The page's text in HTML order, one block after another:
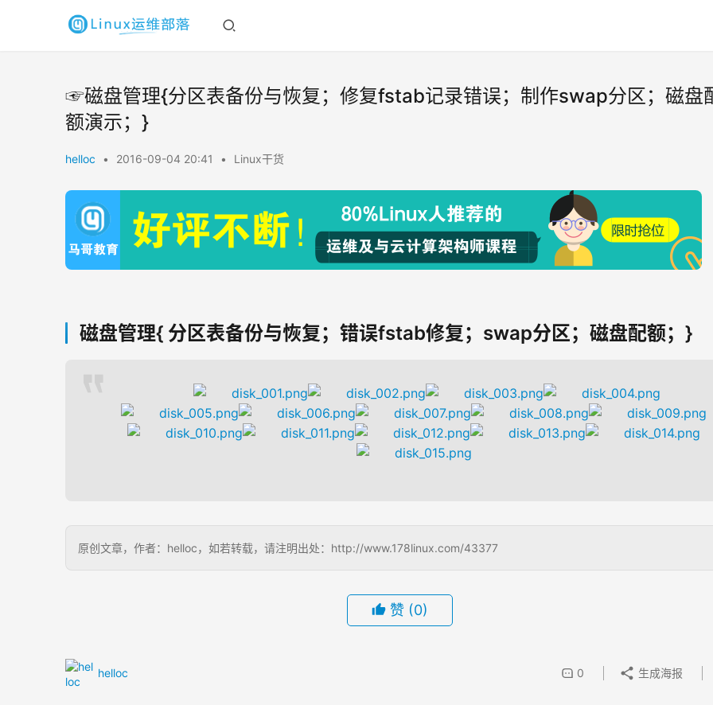
☞磁盘管理{分区表备份与恢复；修复fstab记录错误；制作swap分区；磁盘
额演示；}
helloc • 2016-09-04 20:41 • Linux干货
磁盘管理{ 分区表备份与恢复；错误fstab修复；swap分区；磁盘配额；}
原创文章，作者：helloc，如若转载，请注明出处：http://www.178linux.com/43377
赞 (0)
helloc 0 生成海报